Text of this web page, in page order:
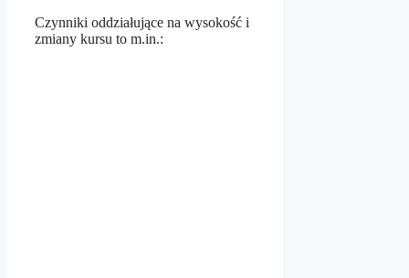
Czynniki oddziałujące na wysokość i
zmiany kursu to m.in.: